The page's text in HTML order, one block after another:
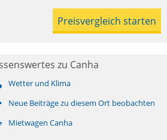
zu Canha
Wetter und Klima
Neue Beiträge zu diesem Ort beobachten
Mietwagen Canha